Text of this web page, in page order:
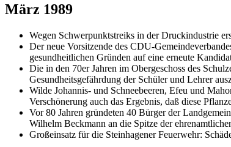
März 1989
Wegen Schwerpunktstreiks in der Druckindustrie
Der neue Vorsitzende des CDU-
gesundheitlichen Gründen auf eine erneute
Die in den 70er Jahren im Obergeschoss des
Gesundheitsgefährdung der Schüler und Lehrer
Wilde Johannis- und Schneebeeren, Efeu und
Verschönerung auch das Ergebnis, daß diese
Vor 80 Jahren gründeten 40 Bürger der
Wilhelm Beckmann an die Spitze der
Großeinsatz für die Steinhagener Feuerwehr: